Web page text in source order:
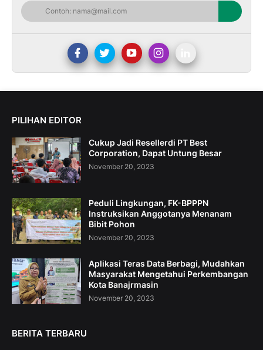
PILIHAN EDITOR
Cukup Jadi Resellerdi PT Best
Corporation, Dapat Untung Besar
November 20, 2023
Peduli Lingkungan, FK-BPPPN
Instruksikan Anggotanya Menanam
Bibit Pohon
November 20, 2023
Aplikasi Teras Data Berbagi, Mudahkan
Masyarakat Mengetahui Perkembangan
Kota Banajrmasin
November 20, 2023
BERITA TERBARU